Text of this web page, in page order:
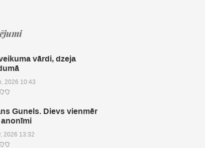
vārdi, dzeja
2026 10:43
Gunels. Dievs vienmēr
2026 13:32